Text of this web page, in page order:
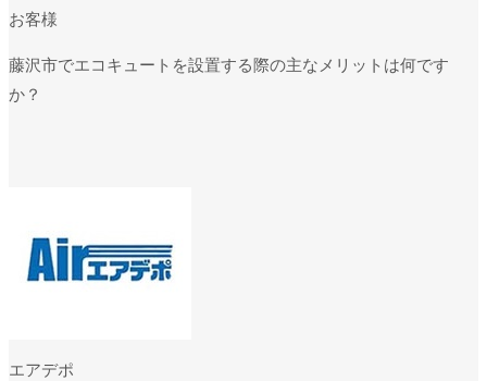
お客様
藤沢市でエコキュートを設置する際の主なメリットは何です
か？
エアデポ